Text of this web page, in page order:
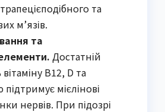
та
м’язів.
та
Достатній
вітаміну B12, D та
підтримує мієлінові
нервів. При підозрі